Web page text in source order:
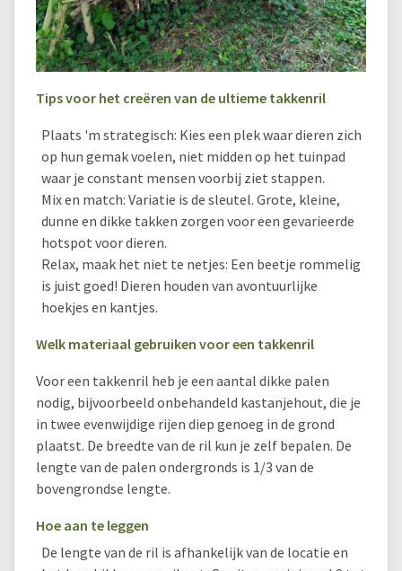
Tips voor het creëren van de ultieme takkenril
Plaats 'm strategisch: Kies een plek waar dieren zich
op hun gemak voelen, niet midden op het tuinpad
waar je constant mensen voorbij ziet stappen.
Mix en match: Variatie is de sleutel. Grote, kleine,
dunne en dikke takken zorgen voor een gevarieerde
hotspot voor dieren.
Relax, maak het niet te netjes: Een beetje rommelig
is juist goed! Dieren houden van avontuurlijke
hoekjes en kantjes.
Welk materiaal gebruiken voor een takkenril
Voor een takkenril heb je een aantal dikke palen
nodig, bijvoorbeeld onbehandeld kastanjehout, die je
in twee evenwijdige rijen diep genoeg in de grond
plaatst. De breedte van de ril kun je zelf bepalen. De
lengte van de palen ondergronds is 1/3 van de
bovengrondse lengte.
Hoe aan te leggen
De lengte van de ril is afhankelijk van de locatie en